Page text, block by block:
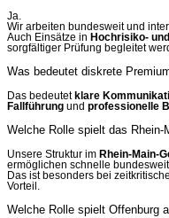
Ja.
Wir arbeiten bundesweit und
Auch Einsätze in Hochrisiko-
sorgfältiger Prüfung begleitet
Was bedeutet diskrete
Das bedeutet klare
Fallführung und professionelle
Welche Rolle spielt das Rhein-
Unsere Struktur im Rhein-Main-
ermöglichen schnelle
Das ist besonders bei
Vorteil.
Welche Rolle spielt Offenburg